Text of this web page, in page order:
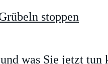
stoppen
was Sie jetzt tun